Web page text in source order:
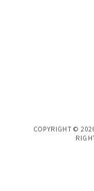
COPYRIGHT ©